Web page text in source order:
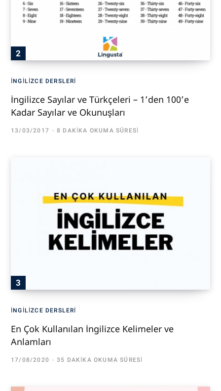
İNGILIZCE DERSLERI
İngilizce Sayılar ve Türkçeleri – 1’den 100’e
Kadar Sayılar ve Okunuşları
13/03/2017 8 DAKIKA OKUMA SÜRESI
İNGILIZCE DERSLERI
En Çok Kullanılan İngilizce Kelimeler ve
Anlamları
17/08/2020 35 DAKIKA OKUMA SÜRESI